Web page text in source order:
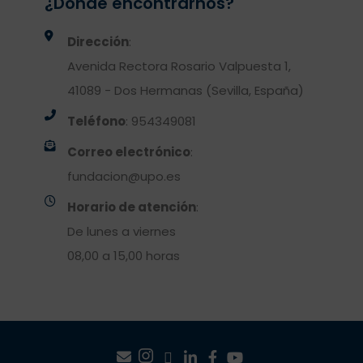
Dirección:
Avenida Rectora Rosario Valpuesta 1,
41089 - Dos Hermanas (Sevilla, España)
Teléfono: 954349081
Correo electrónico:
fundacion@upo.es
Horario de atención:
De lunes a viernes
08,00 a 15,00 horas